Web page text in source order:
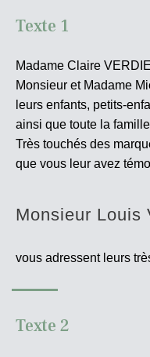
Texte 1
Madame Claire
Monsieur et Madame
leurs enfants, petits-
ainsi que toute la famille
Très touchés des
que vous leur avez
Monsieur Louis
vous adressent leurs
Texte 2